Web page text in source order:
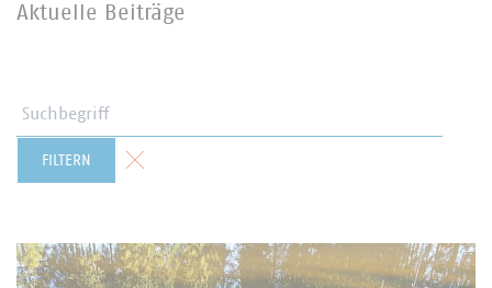
Aktuelle Beiträge
Suchbegriff
FILTERN Formular zurücksetzen